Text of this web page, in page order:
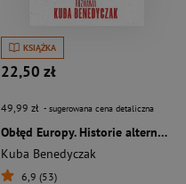
KSIĄŻKA
22,50 zł
49,99 zł - sugerowana cena detaliczna
Obłęd Europy. Historie alternatywne XX wieku
Kuba Benedyczak
6,9 (53)